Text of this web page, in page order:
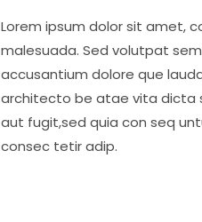
Lorem ipsum dolor sit amet,
malesuada. Sed volutpat
accusantium dolore que
architecto be atae vita dicta
aut fugit,sed quia con seq
consec tetir adip.